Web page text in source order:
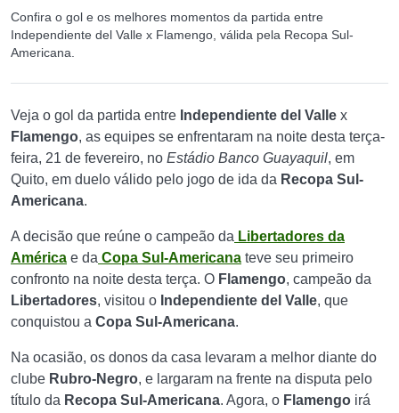
Confira o gol e os melhores momentos da partida entre
Independiente del Valle x Flamengo, válida pela Recopa Sul-
Americana.
Veja o gol da partida entre Independiente del Valle x
Flamengo, as equipes se enfrentaram na noite desta terça-
feira, 21 de fevereiro, no Estádio Banco Guayaquil, em
Quito, em duelo válido pelo jogo de ida da Recopa Sul-
Americana.
A decisão que reúne o campeão da Libertadores da
América e da Copa Sul-Americana teve seu primeiro
confronto na noite desta terça. O Flamengo, campeão da
Libertadores, visitou o Independiente del Valle, que
conquistou a Copa Sul-Americana.
Na ocasião, os donos da casa levaram a melhor diante do
clube Rubro-Negro, e largaram na frente na disputa pelo
título da Recopa Sul-Americana. Agora, o Flamengo irá